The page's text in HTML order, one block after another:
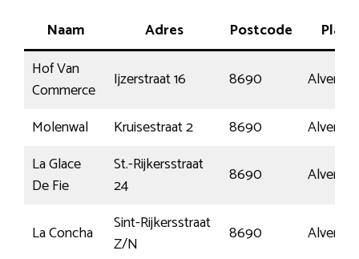
Naam Adres Postcode
Hof Van
Commerce
Ijzerstraat 16 8690
Molenwal
Kruisestraat 2 8690
La Glace
De Fie
St.-Rijkersstraat
24
8690
La Concha
Sint-Rijkersstraat
Z/N
8690